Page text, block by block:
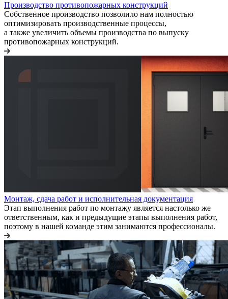
Производство противопожарных конструкций
Собственное производство позволило нам полностью
оптимизировать производственные процессы,
а также увеличить объемы производства по выпуску
противопожарных конструкций.
Монтаж, сдача работ и исполнительная документация
Этап выполнения работ по монтажу является настолько же
ответственным, как и предыдущие этапы выполнения работ,
поэтому в нашей команде этим занимаются профессионалы.